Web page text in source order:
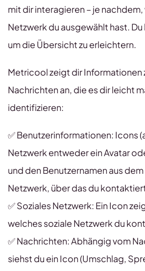
mit dir interagieren – je
Netzwerk du ausgewählt hast.
um die Übersicht zu erleichtern.
Metricool zeigt dir Informationen
Nachrichten an, die es dir leicht
identifizieren:
✅ Benutzerinformationen: Icons
Netzwerk entweder ein Avatar
und den Benutzernamen aus
Netzwerk, über das du
✅ Soziales Netzwerk: Ein Icon
welches soziale Netzwerk du
✅ Nachrichten: Abhängig vom
siehst du ein Icon (Umschlag,